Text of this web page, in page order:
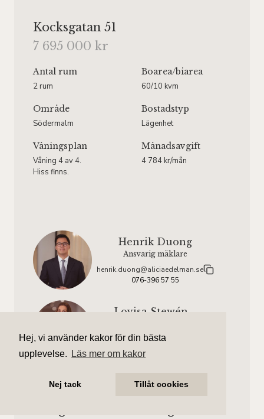
Hej, vi använder kakor för din bästa
upplevelse.
Läs mer om kakor
Nej tack Tillåt cookies
Kocksgatan 51
7 695 000 kr
Antal rum
2 rum
Boarea/biarea
60/10 kvm
Område
Södermalm
Bostadstyp
Lägenhet
Våningsplan
Våning 4 av 4.
Hiss finns.
Månadsavgift
4 784 kr/mån
Henrik Duong
Ansvarig mäklare
henrik.duong@aliciaedelman.se
076-396 57 55
Lovisa Stewén
lovisa.stewen@aliciaedelman.se
070-666 40 99